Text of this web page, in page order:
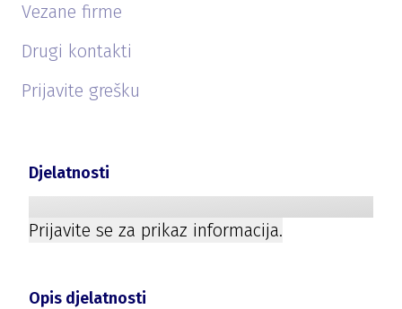
Vezane firme
Drugi kontakti
Prijavite grešku
Djelatnosti
Prijavite se za prikaz informacija.
Opis djelatnosti